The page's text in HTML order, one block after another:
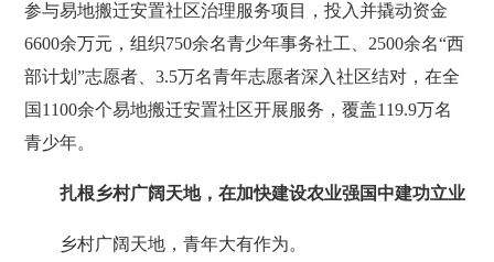
参与易地搬迁安置社区治理服务项目，投入并撬动资金
6600余万元，组织750余名青少年事务社工、2500余名“西
部计划”志愿者、3.5万名青年志愿者深入社区结对，在全
国1100余个易地搬迁安置社区开展服务，覆盖119.9万名
青少年。
扎根乡村广阔天地，在加快建设农业强国中建功立业
乡村广阔天地，青年大有作为。